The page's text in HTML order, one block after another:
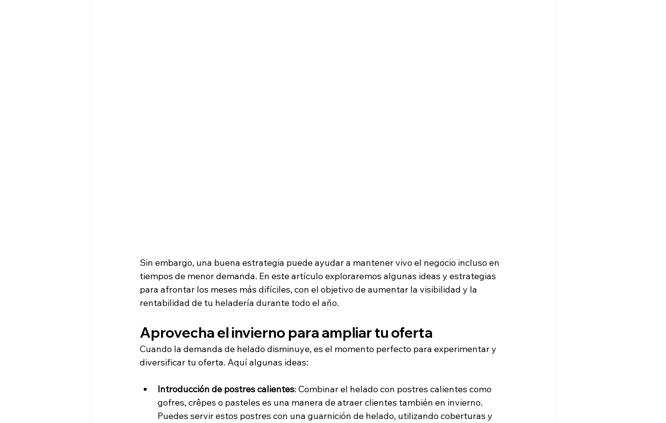
Sin embargo, una buena estrategia puede ayudar a mantener vivo el negocio incluso en
tiempos de menor demanda. En este artículo exploraremos algunas ideas y estrategias
para afrontar los meses más difíciles, con el objetivo de aumentar la visibilidad y la
rentabilidad de tu heladería durante todo el año.
Aprovecha el invierno para ampliar tu oferta
Cuando la demanda de helado disminuye, es el momento perfecto para experimentar y
diversificar tu oferta. Aquí algunas ideas:
Introducción de postres calientes: Combinar el helado con postres calientes como
gofres, crêpes o pasteles es una manera de atraer clientes también en invierno.
Puedes servir estos postres con una guarnición de helado, utilizando coberturas y